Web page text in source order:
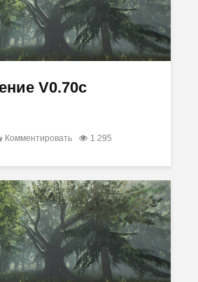
V0.70c
Комментировать 1 295